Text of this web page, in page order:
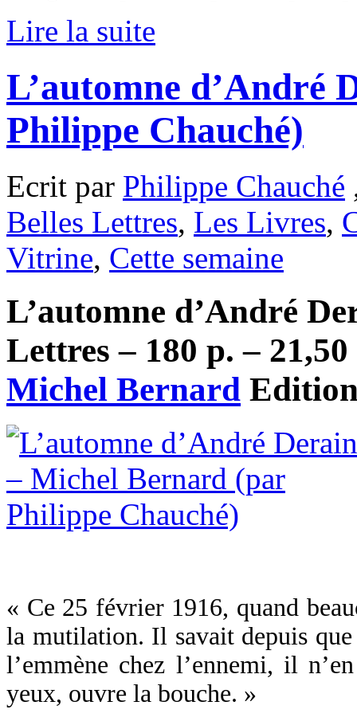
Lire la suite
L’automne d’André
Philippe Chauché)
Ecrit par Philippe Chauché
Belles Lettres, Les Livres,
Vitrine, Cette semaine
L’automne d’André
Lettres – 180 p. –
Michel Bernard
« Ce 25 février 1916, quand
la mutilation. Il savait depuis
l’emmène chez l’ennemi, il
yeux, ouvre la bouche. »